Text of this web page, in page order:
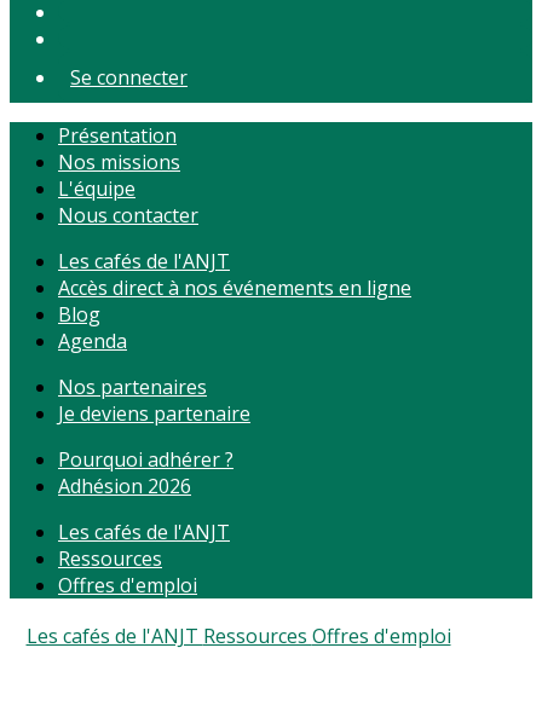
Se connecter
Présentation
Nos missions
L'équipe
Nous contacter
Les cafés de l'ANJT
Accès direct à nos événements en ligne
Blog
Agenda
Nos partenaires
Je deviens partenaire
Pourquoi adhérer ?
Adhésion 2026
Les cafés de l'ANJT
Ressources
Offres d'emploi
Les cafés de l'ANJT Ressources Offres d'emploi